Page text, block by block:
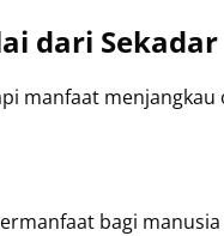
dari
manfaat
bagi